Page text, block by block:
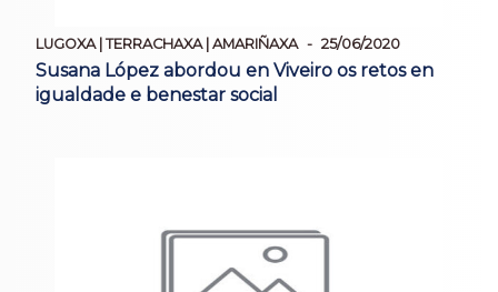
LUGOXA | TERRACHAXA | AMARIÑAXA 25/06/2020
Susana López abordou en Viveiro os retos en
igualdade e benestar social